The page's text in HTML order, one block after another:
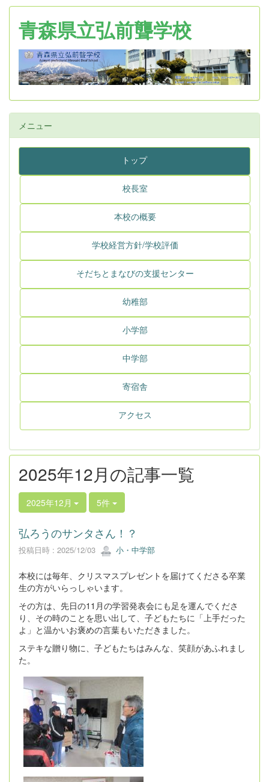
青森県立弘前聾学校
メニュー
トップ
校長室
本校の概要
学校経営方針/学校評価
そだちとまなびの支援センター
幼稚部
小学部
中学部
寄宿舎
アクセス
2025年12月の記事一覧
2025年12月 5件
弘ろうのサンタさん！？
投稿日時 : 2025/12/03 小・中学部
本校には毎年、クリスマスプレゼントを届けてくださる卒業
生の方がいらっしゃいます。
その方は、先日の11月の学習発表会にも足を運んでくださ
り、その時のことを思い出して、子どもたちに「上手だった
よ」と温かいお褒めの言葉もいただきました。
ステキな贈り物に、子どもたちはみんな、笑顔があふれまし
た。